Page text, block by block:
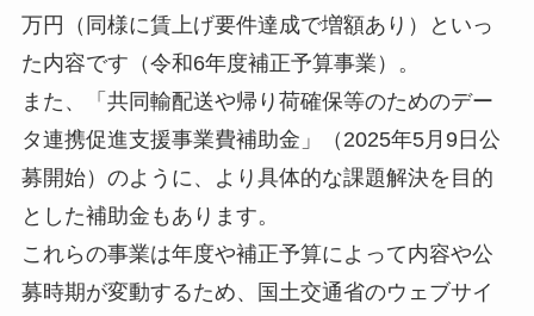
万円（同様に賃上げ要件達成で増額あり）といっ
た内容です（令和6年度補正予算事業）。
また、「共同輸配送や帰り荷確保等のためのデー
タ連携促進支援事業費補助金」（2025年5月9日公
募開始）のように、より具体的な課題解決を目的
とした補助金もあります。
これらの事業は年度や補正予算によって内容や公
募時期が変動するため、国土交通省のウェブサイ